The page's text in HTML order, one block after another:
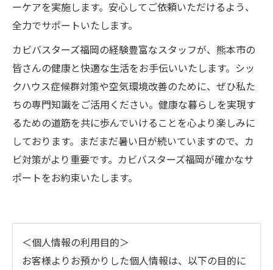
ーケアを実施します。安心してご依頼いただけるよう、
全力でサポートいたします。
カビバスターズ福岡の経験豊富なスタッフが、熊本市の
皆さんの健康と快適な生活をお手伝いいたします。シッ
クハウス症候群対策や空気環境改善のために、ぜひ私た
ちの専門知識をご活用ください。健康な暮らしを実現す
るための道筋を共に歩んでいけることを心より楽しみに
しております。まだまだ暑い日が続いていますので、カ
ビ対策がより重要です。カビバスターズ福岡が確かなサ
ポートをお約束いたします。
＜個人情報の利用目的＞
お客様よりお預かりした個人情報は、以下の目的に